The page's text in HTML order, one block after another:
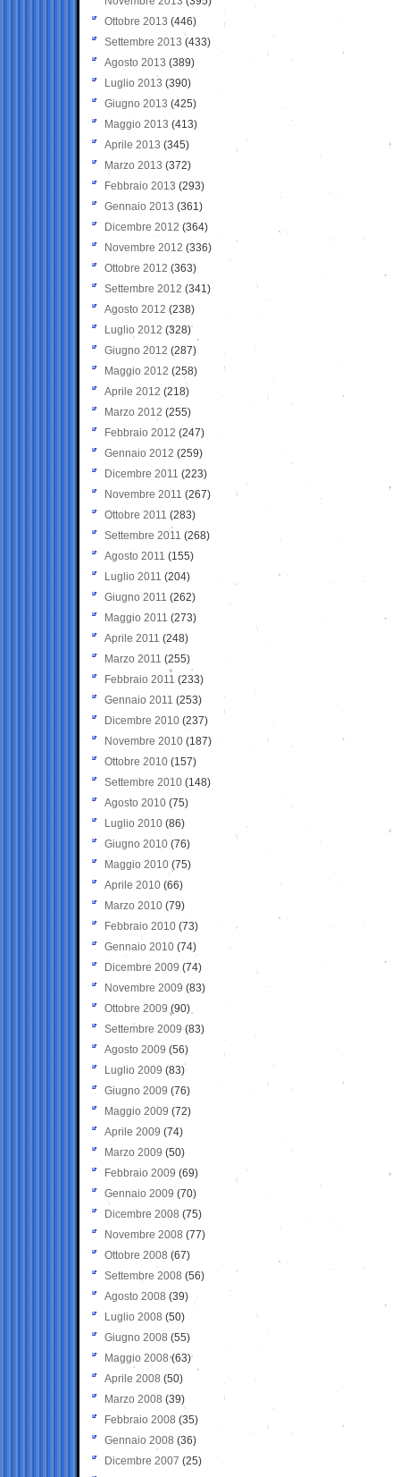
Ottobre 2013 (446)
Settembre 2013 (433)
Agosto 2013 (389)
Luglio 2013 (390)
Giugno 2013 (425)
Maggio 2013 (413)
Aprile 2013 (345)
Marzo 2013 (372)
Febbraio 2013 (293)
Gennaio 2013 (361)
Dicembre 2012 (364)
Novembre 2012 (336)
Ottobre 2012 (363)
Settembre 2012 (341)
Agosto 2012 (238)
Luglio 2012 (328)
Giugno 2012 (287)
Maggio 2012 (258)
Aprile 2012 (218)
Marzo 2012 (255)
Febbraio 2012 (247)
Gennaio 2012 (259)
Dicembre 2011 (223)
Novembre 2011 (267)
Ottobre 2011 (283)
Settembre 2011 (268)
Agosto 2011 (155)
Luglio 2011 (204)
Giugno 2011 (262)
Maggio 2011 (273)
Aprile 2011 (248)
Marzo 2011 (255)
Febbraio 2011 (233)
Gennaio 2011 (253)
Dicembre 2010 (237)
Novembre 2010 (187)
Ottobre 2010 (157)
Settembre 2010 (148)
Agosto 2010 (75)
Luglio 2010 (86)
Giugno 2010 (76)
Maggio 2010 (75)
Aprile 2010 (66)
Marzo 2010 (79)
Febbraio 2010 (73)
Gennaio 2010 (74)
Dicembre 2009 (74)
Novembre 2009 (83)
Ottobre 2009 (90)
Settembre 2009 (83)
Agosto 2009 (56)
Luglio 2009 (83)
Giugno 2009 (76)
Maggio 2009 (72)
Aprile 2009 (74)
Marzo 2009 (50)
Febbraio 2009 (69)
Gennaio 2009 (70)
Dicembre 2008 (75)
Novembre 2008 (77)
Ottobre 2008 (67)
Settembre 2008 (56)
Agosto 2008 (39)
Luglio 2008 (50)
Giugno 2008 (55)
Maggio 2008(63)
Aprile 2008 (50)
Marzo 2008 (39)
Febbraio 2008 (35)
Gennaio 2008 (36)
Dicembre 2007 (25)